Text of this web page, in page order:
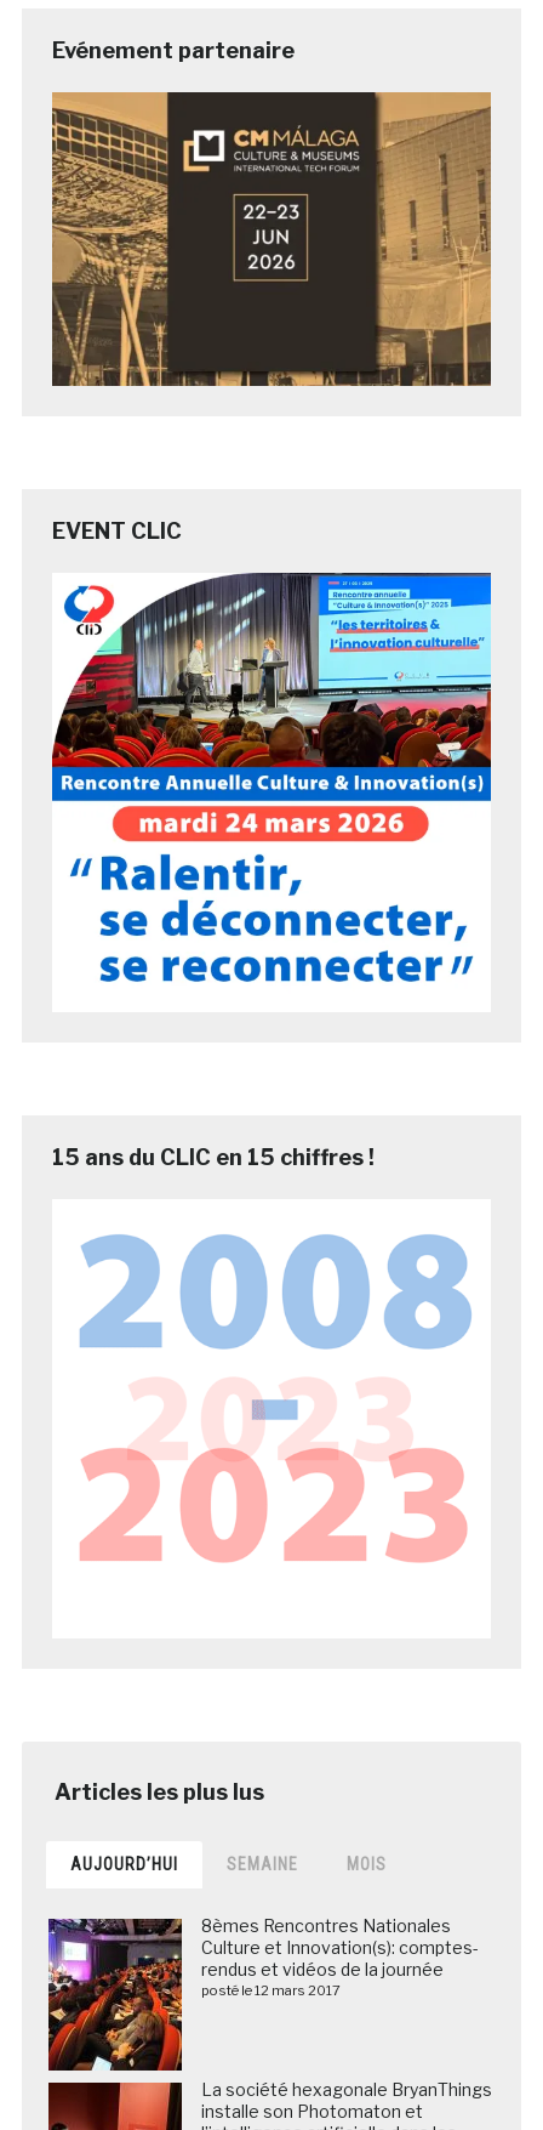
Evénement partenaire
EVENT CLIC
15 ans du CLIC en 15 chiffres !
AUJOURD’HUI SEMAINE MOIS
8èmes Rencontres Nationales
Culture et Innovation(s): comptes-
rendus et vidéos de la journée
posté le 12 mars 2017
La société hexagonale BryanThings
installe son Photomaton et